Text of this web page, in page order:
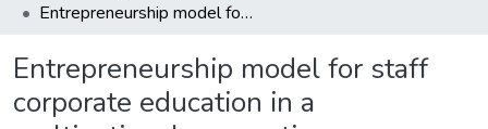
Entrepreneurship model for staff corporate education in a multinational corporation
Entrepreneurship model for staff
corporate education in a